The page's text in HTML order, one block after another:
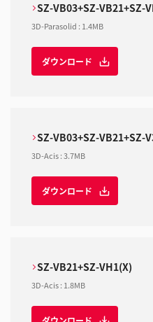
SZ-VB03+SZ-VB21+SZ-
3D-Parasolid : 1.4MB
ダウンロード
SZ-VB03+SZ-VB21+SZ-
3D-Acis:3.7MB
ダウンロード
SZ-VB21+SZ-VH1(X)
3D-Acis: 1.8MB